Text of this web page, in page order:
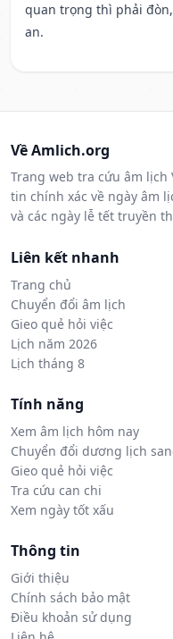
quan trọng thì phải
an.
Về Amlich.org
Trang web tra cứu âm
tin chính xác về ngày âm
và các ngày lễ tết truyền
Liên kết nhanh
Trang chủ
Chuyển đổi âm lịch
Gieo quẻ hỏi việc
Lịch năm 2026
Lịch tháng 8
Tính năng
Xem âm lịch hôm nay
Chuyển đổi dương lịch
Gieo quẻ hỏi việc
Tra cứu can chi
Xem ngày tốt xấu
Thông tin
Giới thiệu
Chính sách bảo mật
Điều khoản sử dụng